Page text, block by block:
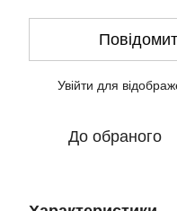
Увійти для
До обраного